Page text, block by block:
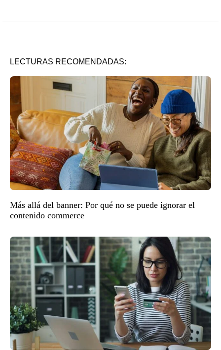
LECTURAS RECOMENDADAS:
Más allá del banner: Por qué no se puede ignorar el
contenido commerce